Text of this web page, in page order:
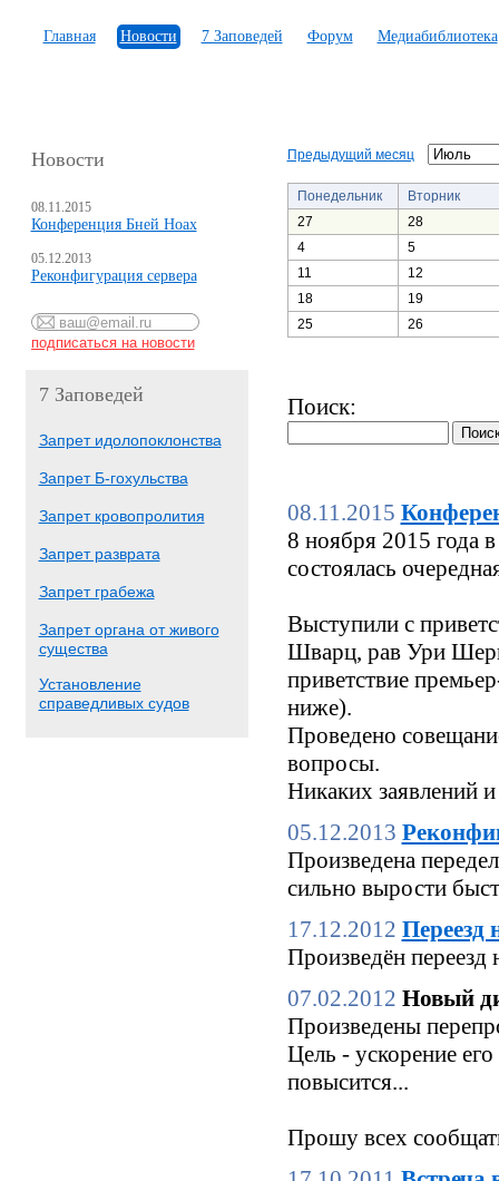
Главная Новости 7 Заповедей Форум Медиабиблиотека
Новости
08.11.2015
Конференция Бней Ноах
05.12.2013
Реконфигурация сервера
7 Заповедей
Запрет идолопоклонства
Запрет Б-гохульства
Запрет кровопролития
Запрет разврата
Запрет грабежа
Запрет органа от живого
существа
Установление
справедливых судов
Предыдущий месяц
Понедельник
Вторник
27
28
4
5
11
12
18
19
25
26
Поиск:
08.11.2015
8 ноября 2015 года
состоялась
Выступили с
Шварц, рав Ури
приветствие
ниже).
Проведено
вопросы.
Никаких заявлений
05.12.2013
Произведена
сильно вырости
17.12.2012 Переезд
Произведён переезд
07.02.2012 Новый
Произведены
Цель - ускорение
повысится...
Прошу всех